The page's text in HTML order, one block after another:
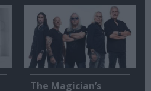
The Magician’s